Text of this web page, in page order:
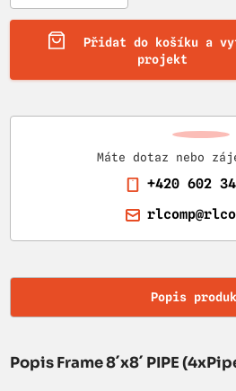
Přidat do košíku a
projekt
Máte dotaz nebo
+420 602
Popis
Popis Frame 8´x8´ PIPE